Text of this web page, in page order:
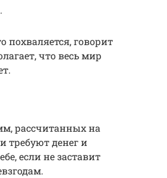
говорит
что весь мир
рассчитанных на
требуют денег и
если не заставит